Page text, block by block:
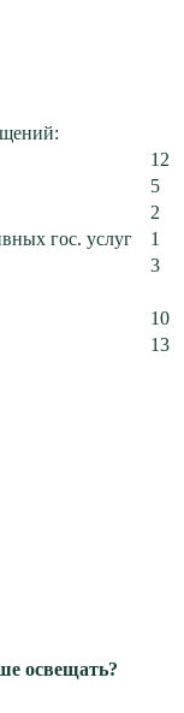
12
5
2
гос. услуг
1
3
10
13
освещать?